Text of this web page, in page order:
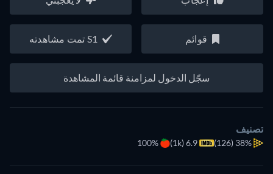
قوائم S1 تمت مشاهدته
سجّل الدخول لمزامنة قائمة المشاهدة
تصنيف
38%
(126)
6.9 (1k)
100%